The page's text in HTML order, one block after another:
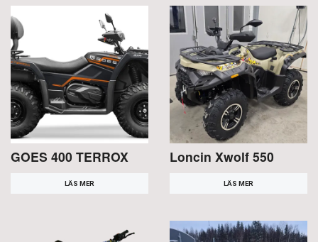
GOES 400 TERROX
LÄS MER
Loncin Xwolf 550
LÄS MER